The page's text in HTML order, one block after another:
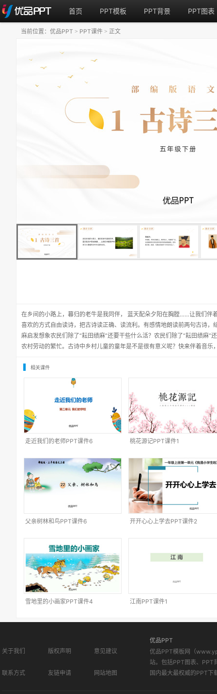
首页 PPT模板 PPT背景 PPT图表
在乡间的小路上，暮归的老牛是我同伴， 蓝天配朵夕阳在胸膛……让我们伴
喜欢的方式自由读诗，把古诗读正确、读流利。有感情地朗读前两句古诗
麻启发想象农民们除了“耘田绩麻”还要干些什么活？农民们除了“耘田绩麻
农村劳动的繁忙。古诗中乡村儿童的童年是不是很有意义呢？快来伴着音乐
当前位置： 优品PPT > PPT课件 > 正文
相关课件
走近我们的老师PPT课件6 桃花源记PPT课件1
父亲树林和鸟PPT课件6 开开心心上学去PPT课件2
雪地里的小画家PPT课件4 江南PPT课件1
关于我们 版权声明 意见建议
联系方式 友链申请 网站地图
优品PPT
优品PPT模板网（
站。包括PPT图表、PPT
国内最大最权威的PPT下